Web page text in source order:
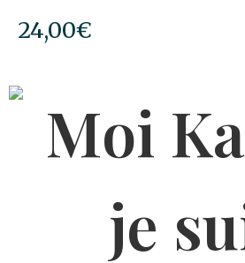
24,00€